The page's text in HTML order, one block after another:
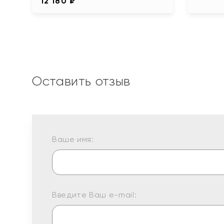
Оставить отзыв
Ваше имя:
Введите Ваш e-mail: